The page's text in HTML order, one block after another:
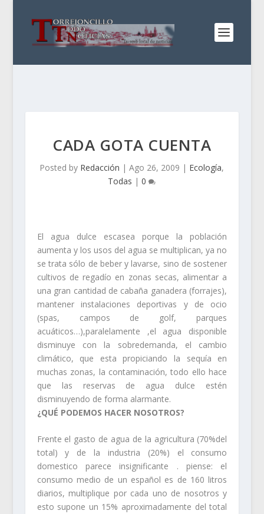
CADA GOTA CUENTA
Posted by Redacción |Ago 26, 2009 | Ecología,
Todas |0
El agua dulce escasea porque la población
aumenta y los usos del agua se multiplican, ya no
se trata sólo de beber y lavarse, sino de sostener
cultivos de regadío en zonas secas, alimentar a
una gran cantidad de cabaña ganadera (forrajes),
mantener instalaciones deportivas y de ocio
(spas, campos de golf, parques
acuáticos…),paralelamente ,el agua disponible
disminuye con la sobredemanda, el cambio
climático, que esta propiciando la sequía en
muchas zonas, la contaminación, todo ello hace
que las reservas de agua dulce estén
disminuyendo de forma alarmante.
¿QUÉ PODEMOS HACER NOSOTROS?
Frente el gasto de agua de la agricultura (70%del
total) y de la industria (20%) el consumo
domestico parece insignificante . piense: el
consumo medio de un español es de 160 litros
diarios, multiplique por cada uno de nosotros y
esto supone un 15% aproximadamente del total